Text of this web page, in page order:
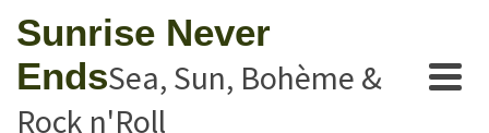
Sunrise Never
EndsSea, Sun, Bohème &
Rock n'Roll